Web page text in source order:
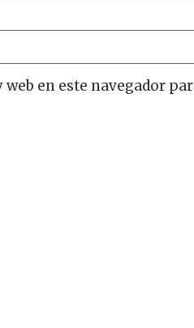
en este navegador